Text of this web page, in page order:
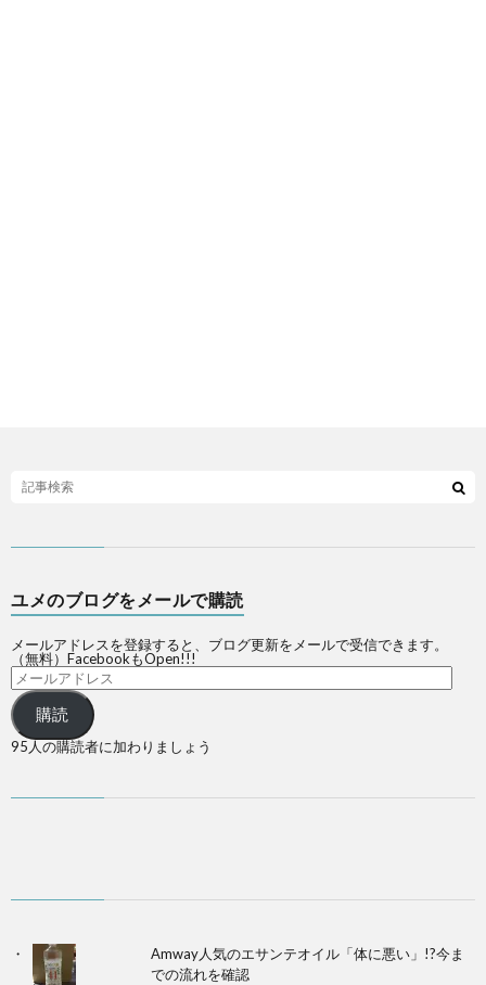
ユメのブログをメールで購読
メールアドレスを登録すると、ブログ更新をメールで受信できます。
（無料）FacebookもOpen!!!
購読
95人の購読者に加わりましょう
Amway人気のエサンテオイル「体に悪い」!?今ま
での流れを確認